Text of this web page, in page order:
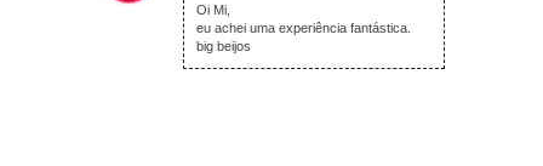
Oi Mi,
eu achei uma experiência fantástica.
big beijos